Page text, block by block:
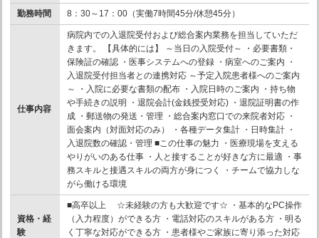
勤務時間 8：30～17：00（実働7時間45分/休憩45分）
仕事内容
病院内での入退院受付および総合案内業務を担当していただ
きます。 【具体的には】 ～当日の入院受付～ ・必要書類・
保険証の確認 ・医事システムへの登録 ・病室へのご案内 ・
入退院受付担当者との連携対応 ～予定入院患者様へのご案内
～ ・入院に必要な書類の配布 ・入院日時のご案内 ・持ち物
や手続きの説明 ・退院会計(金銭授受対応) ・退院証明書の作
成 ・郵送物の発送・管理 ・総合案内窓口での来院者対応 ・
面会案内（対面対応のみ） ・各種データ集計 ・日時集計 ・
入退院数の確認・管理 ■この仕事の魅力 ・医療現場を支える
やりがいのある仕事 ・人と接することが好きな方に最適 ・事
務スキルと接遇スキルの両方が身につく ・チームで協力しな
がら働ける環境
資格・経
験
■高卒以上 ☆未経験の方も大歓迎です☆ ・基本的なPC操作
（入力程度）ができる方 ・電話対応のスキルがある方 ・明る
く丁寧な対応ができる方 ・患者様やご家族に寄り添った対応